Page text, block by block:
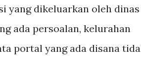
yang dikeluarkan oleh dinas
ada persoalan, kelurahan
portal yang ada disana